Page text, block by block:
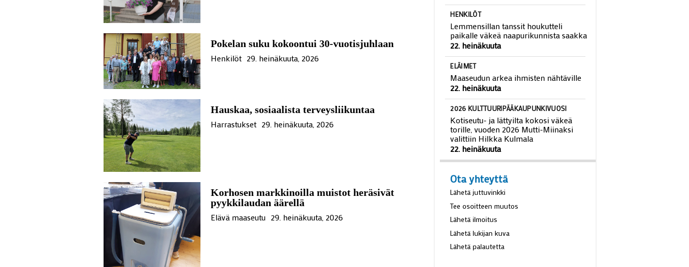
Pokelan suku kokoontui 30-vuotisjuhlaan
Henkilöt 29. heinäkuuta, 2026
Hauskaa, sosiaalista terveysliikuntaa
Harrastukset 29. heinäkuuta, 2026
Korhosen markkinoilla muistot heräsivät
pyykkilaudan äärellä
Elävä maaseutu 29. heinäkuuta, 2026
HENKILÖT
Lemmensillan tanssit houkutteli
paikalle väkeä naapurikunnista saakka
22. heinäkuuta
ELÄIMET
Maaseudun arkea ihmisten nähtäville
22. heinäkuuta
2026 KULTTUURIPÄÄKAUPUNKIVUOSI
Kotiseutu- ja lättyilta kokosi väkeä
torille, vuoden 2026 Mutti-Miinaksi
valittiin Hilkka Kulmala
22. heinäkuuta
Ota yhteyttä
Lähetä juttuvinkki
Tee osoitteen muutos
Lähetä ilmoitus
Lähetä lukijan kuva
Lähetä palautetta